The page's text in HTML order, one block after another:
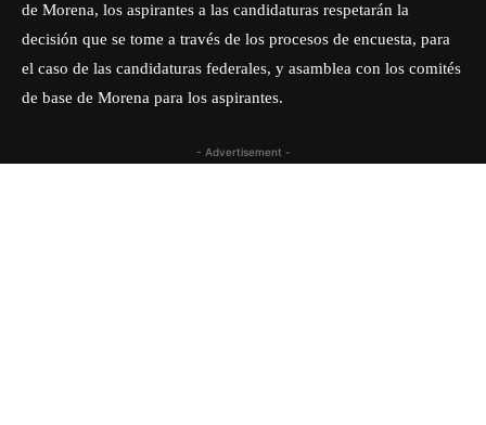
de Morena, los aspirantes a las candidaturas respetarán la
decisión que se tome a través de los procesos de encuesta, para
el caso de las candidaturas federales, y asamblea con los comités
de base de Morena para los aspirantes.
- Advertisement -